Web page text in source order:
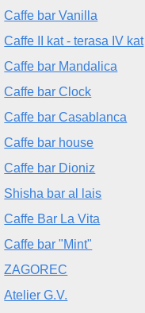
Caffe bar Vanilla
Caffe II kat - terasa IV kat
Caffe bar Mandalica
Caffe bar Clock
Caffe bar Casablanca
Caffe bar house
Caffe bar Dioniz
Shisha bar al lais
Caffe Bar La Vita
Caffe bar "Mint"
ZAGOREC
Atelier G.V.